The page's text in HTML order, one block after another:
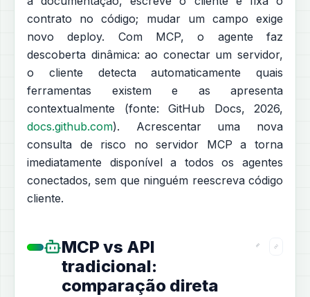
contrato no código; mudar um campo exige
novo deploy. Com MCP, o agente faz
descoberta dinâmica: ao conectar um servidor,
o cliente detecta automaticamente quais
ferramentas existem e as apresenta
contextualmente (fonte: GitHub Docs, 2026,
docs.github.com). Acrescentar uma nova
consulta de risco no servidor MCP a torna
imediatamente disponível a todos os agentes
conectados, sem que ninguém reescreva código
cliente.
MCP vs API
tradicional:
comparação direta